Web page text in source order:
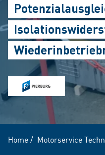
Home/ Motorservice